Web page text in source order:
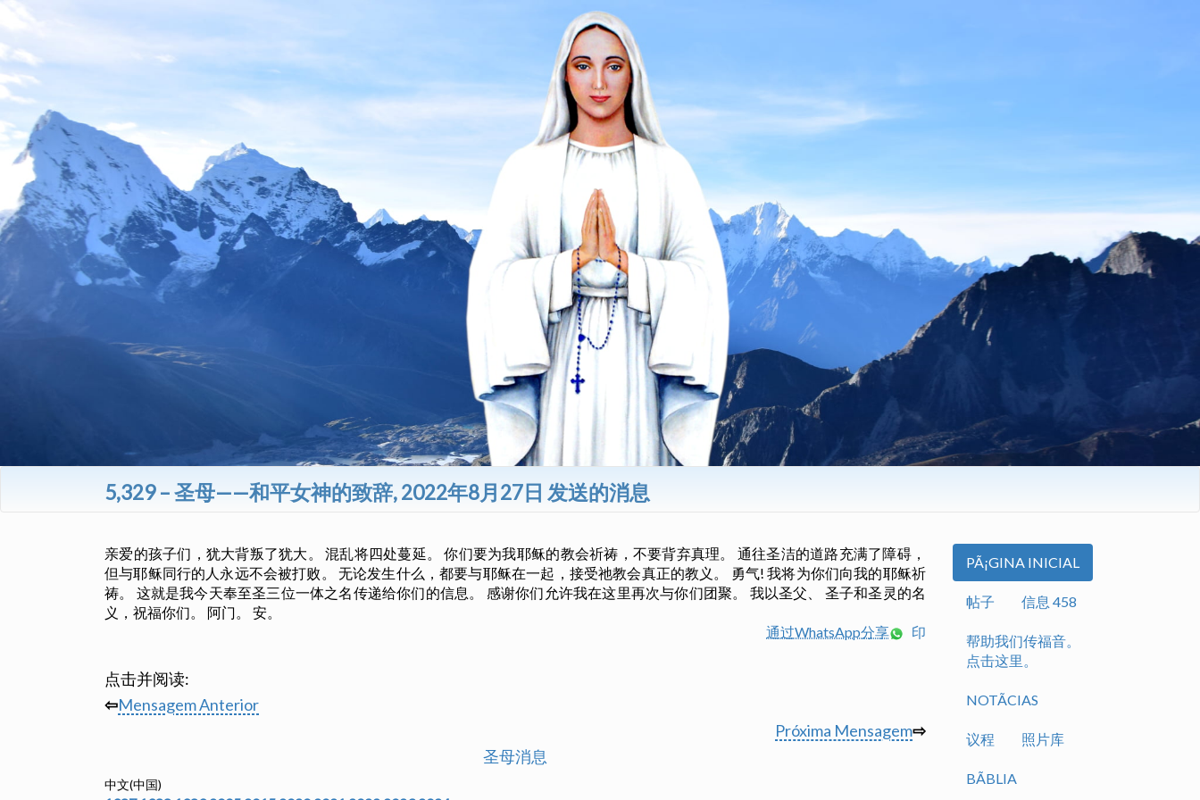
5,329 – 圣母——和平女神的致辞, 2022年8月27日 发送的消息
亲爱的孩子们，犹大背叛了犹大。 混乱将四处蔓延。 你们要为我耶稣的教会祈祷，不要背弃真理。 通往圣洁的道路充满了障碍，
但与耶稣同行的人永远不会被打败。 无论发生什么，都要与耶稣在一起，接受祂教会真正的教义。 勇气! 我将为你们向我的耶稣祈
祷。 这就是我今天奉至圣三位一体之名传递给你们的信息。 感谢你们允许我在这里再次与你们团聚。 我以圣父、 圣子和圣灵的名
义，祝福你们。 阿门。 安。
通过WhatsApp分享
印
点击并阅读:
⇦Mensagem Anterior
Próxima Mensagem⇨
圣母消息
中文(中国)
PÃ¡GINA INICIAL
帖子 信息 458
帮助我们传福音。
点击这里。
NOTÃ­CIAS
议程 照片库
BÃ­BLIA